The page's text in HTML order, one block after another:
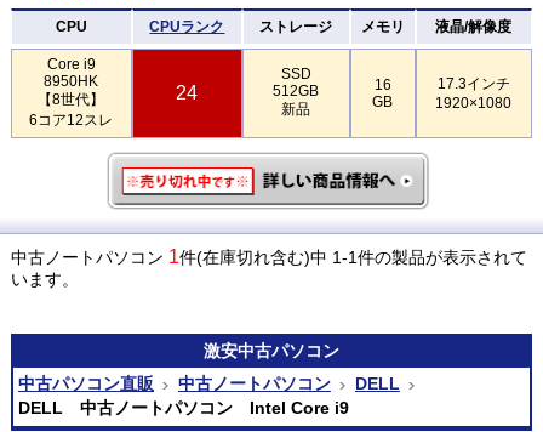
CPU CPUランク ストレージ メモリ 液晶/解像度
Core i9
8950HK
【8世代】
6コア12スレ
24
SSD
512GB
新品
16
GB
17.3インチ
1920×1080
中古ノートパソコン 1件(在庫切れ含む)中 1-1件の製品が表示されて
います。
激安中古パソコン
中古パソコン直販
中古ノートパソコン
DELL
DELL 中古ノートパソコン Intel Core i9